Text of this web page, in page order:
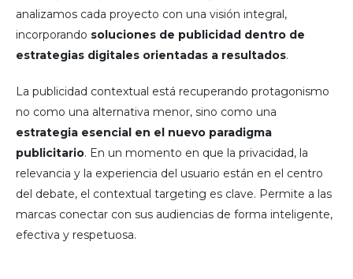
analizamos cada proyecto con una visión integral,
incorporando soluciones de publicidad dentro de
estrategias digitales orientadas a resultados.
La publicidad contextual está recuperando protagonismo
no como una alternativa menor, sino como una
estrategia esencial en el nuevo paradigma
publicitario. En un momento en que la privacidad, la
relevancia y la experiencia del usuario están en el centro
del debate, el contextual targeting es clave. Permite a las
marcas conectar con sus audiencias de forma inteligente,
efectiva y respetuosa.